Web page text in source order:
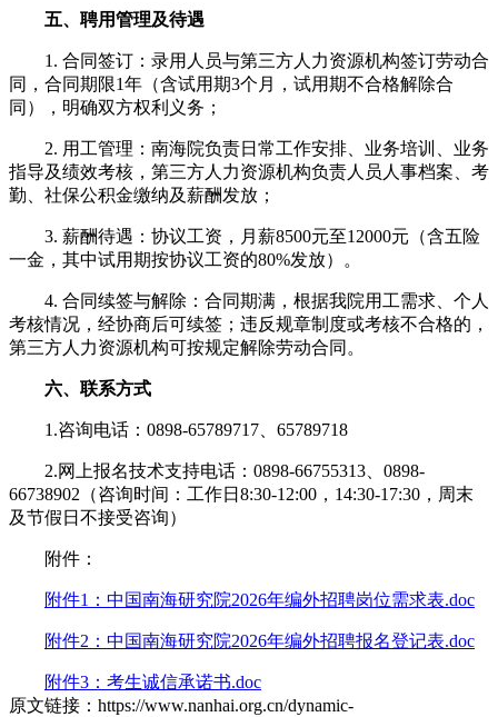
五、聘用管理及待遇
1. 合同签订：录用人员与第三方人力资源机构签订劳动合
同，合同期限1年（含试用期3个月，试用期不合格解除合
同），明确双方权利义务；
2. 用工管理：南海院负责日常工作安排、业务培训、业务
指导及绩效考核，第三方人力资源机构负责人员人事档案、考
勤、社保公积金缴纳及薪酬发放；
3. 薪酬待遇：协议工资，月薪8500元至12000元（含五险
一金，其中试用期按协议工资的80%发放）。
4. 合同续签与解除：合同期满，根据我院用工需求、个人
考核情况，经协商后可续签；违反规章制度或考核不合格的，
第三方人力资源机构可按规定解除劳动合同。
六、联系方式
1.咨询电话：0898-65789717、65789718
2.网上报名技术支持电话：0898-66755313、0898-
66738902（咨询时间：工作日8:30-12:00，14:30-17:30，周末
及节假日不接受咨询）
附件：
附件1：中国南海研究院2026年编外招聘岗位需求表.doc
附件2：中国南海研究院2026年编外招聘报名登记表.doc
附件3：考生诚信承诺书.doc
原文链接：https://www.nanhai.org.cn/dynamic-